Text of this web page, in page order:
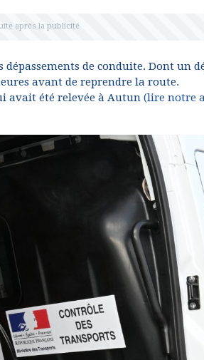
de conduite. Dont un
avant de reprendre la route.
avait été relevée à Autun (lire notre